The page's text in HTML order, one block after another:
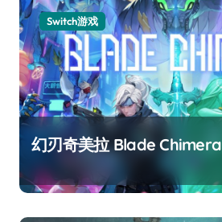
Switch游戏
幻刃奇美拉 Blade Chimera